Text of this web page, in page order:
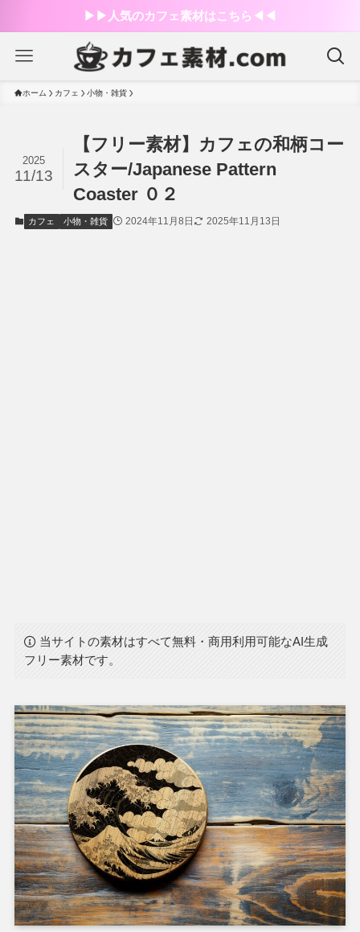
▶︎▶︎人気のカフェ素材はこちら◀︎◀︎
ホーム カフェ 小物・雑貨
【フリー素材】カフェの和柄コー
スター/Japanese Pattern
Coaster ０２
2025
11/13
カフェ 小物・雑貨 2024年11月8日 2025年11月13日
当サイトの素材はすべて無料・商用利用可能なAI生成
フリー素材です。